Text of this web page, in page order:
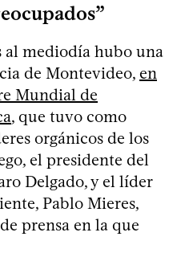
al mediodía hubo una
de Montevideo, en
Mundial de
, que tuvo como
orgánicos de los
el presidente del
Delgado, y el líder
Pablo Mieres,
prensa en la que